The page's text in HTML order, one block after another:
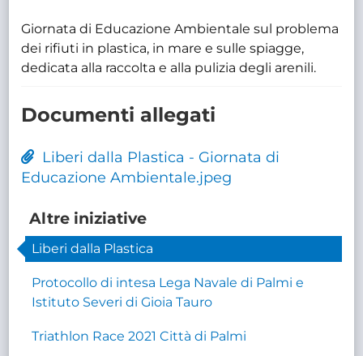
Giornata di Educazione Ambientale sul problema
dei rifiuti in plastica, in mare e sulle spiagge,
dedicata alla raccolta e alla pulizia degli arenili.
Documenti allegati
Liberi dalla Plastica - Giornata di
Educazione Ambientale.jpeg
Altre iniziative
Liberi dalla Plastica
Protocollo di intesa Lega Navale di Palmi e
Istituto Severi di Gioia Tauro
Triathlon Race 2021 Città di Palmi